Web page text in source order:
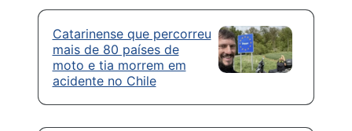
Catarinense que percorreu
mais de 80 países de
moto e tia morrem em
acidente no Chile